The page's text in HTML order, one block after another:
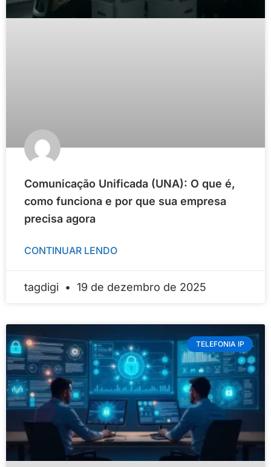
Comunicação Unificada (UNA): O que é,
como funciona e por que sua empresa
precisa agora
CONTINUAR LENDO
tagdigi 19 de dezembro de 2025
TELEFONIA IP